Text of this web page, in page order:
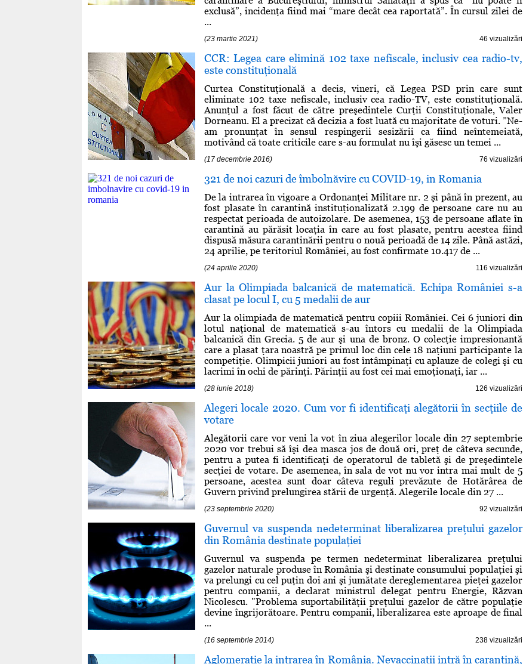
exclusă”, incidenţa fiind mai “mare decât cea raportată”. În cursul zilei de
...
(23 martie 2021) 46 vizualizări
CCR: Legea care elimină 102 taxe nefiscale, inclusiv cea radio-tv,
este constituţională
Curtea Constituţională a decis, vineri, că Legea PSD prin care sunt
eliminate 102 taxe nefiscale, inclusiv cea radio-TV, este constituţională.
Anunţul a fost făcut de către preşedintele Curţii Constituţionale, Valer
Dorneanu. El a precizat că decizia a fost luată cu majoritate de voturi. ”Ne-
am pronunţat în sensul respingerii sesizării ca fiind neîntemeiată,
motivând că toate criticile care s-au formulat nu îşi găsesc un temei ...
(17 decembrie 2016) 76 vizualizări
321 de noi cazuri de îmbolnăvire cu COVID-19, in Romania
De la intrarea în vigoare a Ordonanţei Militare nr. 2 şi până în prezent, au
fost plasate în carantină instituţionalizată 2.199 de persoane care nu au
respectat perioada de autoizolare. De asemenea, 153 de persoane aflate în
carantină au părăsit locaţia în care au fost plasate, pentru acestea fiind
dispusă măsura carantinării pentru o nouă perioadă de 14 zile. Până astăzi,
24 aprilie, pe teritoriul României, au fost confirmate 10.417 de ...
(24 aprilie 2020) 116 vizualizări
Aur la Olimpiada balcanică de matematică. Echipa României s-a
clasat pe locul I, cu 5 medalii de aur
Aur la olimpiada de matematică pentru copiii României. Cei 6 juniori din
lotul naţional de matematică s-au întors cu medalii de la Olimpiada
balcanică din Grecia. 5 de aur şi una de bronz. O colecţie impresionantă
care a plasat ţara noastră pe primul loc din cele 18 naţiuni participante la
competiţie. Olimpicii juniori au fost întâmpinaţi cu aplauze de colegi şi cu
lacrimi în ochi de părinţi. Părinţii au fost cei mai emoţionaţi, iar ...
(28 iunie 2018) 126 vizualizări
Alegeri locale 2020. Cum vor fi identificaţi alegătorii în secţiile de
votare
Alegătorii care vor veni la vot în ziua alegerilor locale din 27 septembrie
2020 vor trebui să îşi dea masca jos de două ori, preţ de câteva secunde,
pentru a putea fi identificaţi de operatorul de tabletă şi de preşedintele
secţiei de votare. De asemenea, în sala de vot nu vor intra mai mult de 5
persoane, acestea sunt doar câteva reguli prevăzute de Hotărârea de
Guvern privind prelungirea stării de urgenţă. Alegerile locale din 27 ...
(23 septembrie 2020) 92 vizualizări
Guvernul va suspenda nedeterminat liberalizarea preţului gazelor
din România destinate populaţiei
Guvernul va suspenda pe termen nedeterminat liberalizarea preţului
gazelor naturale produse în România şi destinate consumului populaţiei şi
va prelungi cu cel puţin doi ani şi jumătate dereglementarea pieţei gazelor
pentru companii, a declarat ministrul delegat pentru Energie, Răzvan
Nicolescu. "Problema suportabilităţii preţului gazelor de către populaţie
devine îngrijorătoare. Pentru companii, liberalizarea este aproape de final
...
(16 septembrie 2014) 238 vizualizări
Aglomeraţie la intrarea în România. Nevaccinaţii intră în carantină,